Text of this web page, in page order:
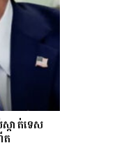
កាត់ទេស​